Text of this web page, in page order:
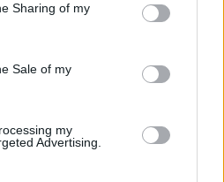
Sharing of my
Sale of my
my
Advertising.